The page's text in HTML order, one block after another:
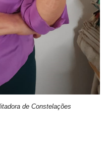
de Constelações